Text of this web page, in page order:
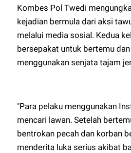
Kombes Pol Twedi
kejadian bermula dari aksi
melalui media sosial. Kedua
bersepakat untuk bertemu
menggunakan senjata tajam
"Para pelaku menggunakan
mencari lawan. Setelah
bentrokan pecah dan korban
menderita luka serius akibat